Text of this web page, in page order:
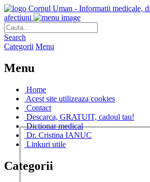
Corpul Uman - Informatii medicale,
afectiuni
Search
Categorii Menu
Menu
Home
Acest site utilizeaza cookies
Contact
Descarca, GRATUIT, cadoul tau!
Dictionar medical
Dr. Cristina IANUC
Linkuri utile
Categorii